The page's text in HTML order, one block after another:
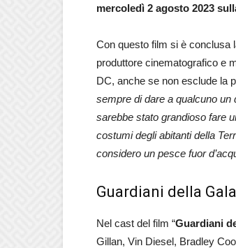
mercoledì 2 agosto 2023
Con questo film si è conclusa
produttore cinematografico e
DC, anche se non esclude la
sempre di dare a qualcuno
sarebbe stato grandioso fare
costumi degli abitanti della
considero un pesce fuor
Guardiani della
Nel cast del film “Guardiani
Gillan, Vin Diesel, Bradley